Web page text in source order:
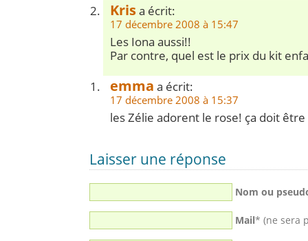
Krisa écrit:
17 décembre 2008 à 15:47
Les Iona aussi!!
Par contre, quel est le prix du kit
emma a écrit:
17 décembre 2008 à 15:37
les Zélie adorent le rose! ça doit
Laisser une réponse
Nom ou
Mail* (ne sera